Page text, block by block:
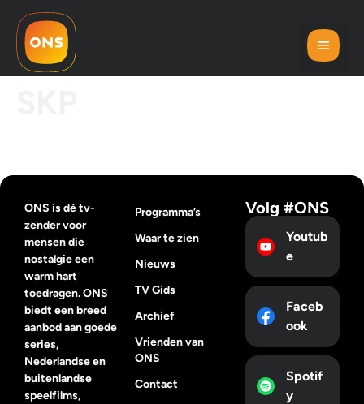
ONS is dé tv-
zender voor
mensen die
nostalgie een
warm hart
toedragen. ONS
biedt een breed
aanbod aan goede
series,
Nederlandse en
buitenlandse
speelfilms,
Programma’s
Waar te zien
Nieuws
TV Gids
Archief
Vrienden van
ONS
Contact
Volg #ONS
Youtub
e
Faceb
ook
Spotif
y